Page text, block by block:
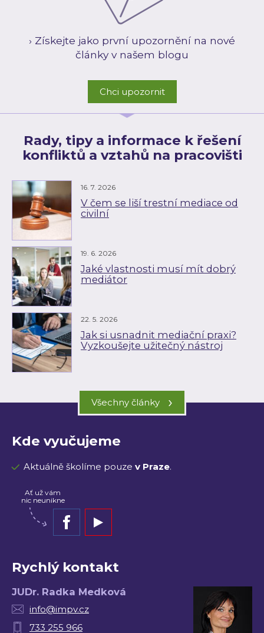
› Získejte jako první upozornění na nové
články v našem blogu
Chci upozornit
Rady, tipy a informace k řešení
konfliktů a vztahů na pracovišti
16. 7. 2026
V čem se liší trestní mediace od
civilní
19. 6. 2026
Jaké vlastnosti musí mít dobrý
mediátor
22. 5. 2026
Jak si usnadnit mediační praxi?
Vyzkoušejte užitečný nástroj
Všechny články ›
Kde vyučujeme
Aktuálně školíme pouze v Praze.
Ať už vám
nic neunikne
Rychlý kontakt
JUDr. Radka Medková
info@impv.cz
733 255 966